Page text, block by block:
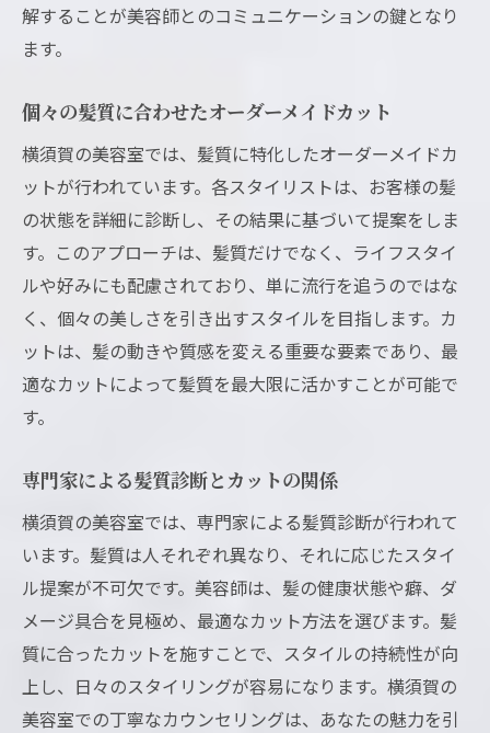
解することが美容師とのコミュニケーションの鍵となり
ます。
個々の髪質に合わせたオーダーメイドカット
横須賀の美容室では、髪質に特化したオーダーメイドカ
ットが行われています。各スタイリストは、お客様の髪
の状態を詳細に診断し、その結果に基づいて提案をしま
す。このアプローチは、髪質だけでなく、ライフスタイ
ルや好みにも配慮されており、単に流行を追うのではな
く、個々の美しさを引き出すスタイルを目指します。カ
ットは、髪の動きや質感を変える重要な要素であり、最
適なカットによって髪質を最大限に活かすことが可能で
す。
専門家による髪質診断とカットの関係
横須賀の美容室では、専門家による髪質診断が行われて
います。髪質は人それぞれ異なり、それに応じたスタイ
ル提案が不可欠です。美容師は、髪の健康状態や癖、ダ
メージ具合を見極め、最適なカット方法を選びます。髪
質に合ったカットを施すことで、スタイルの持続性が向
上し、日々のスタイリングが容易になります。横須賀の
美容室での丁寧なカウンセリングは、あなたの魅力を引